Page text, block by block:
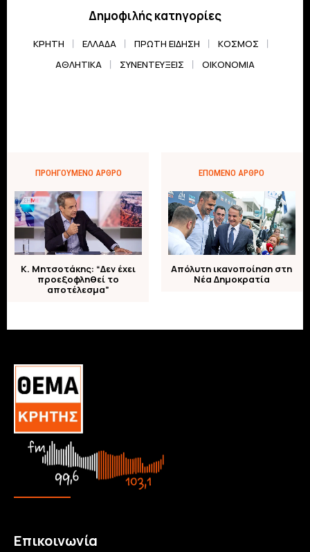
Δημοφιλής κατηγορίες
ΚΡΗΤΗ ΕΛΛΆΔΑ ΠΡΏΤΗ ΕΊΔΗΣΗ
ΚΌΣΜΟΣ
ΑΘΛΗΤΙΚΆ
ΣΥΝΕΝΤΕΎΞΕΙΣ ΟΙΚΟΝΟΜΊΑ
ΠΡΟΗΓΟΎΜΕΝΟ ΆΡΘΡΟ
Κ. Μητσοτάκης: “Δεν έχει
προεξοφληθεί το
αποτέλεσμα”
ΕΠΌΜΕΝΟ ΆΡΘΡΟ
Απόλυτη ικανοποίηση στη
Νέα Δημοκρατία
Επικοινωνία